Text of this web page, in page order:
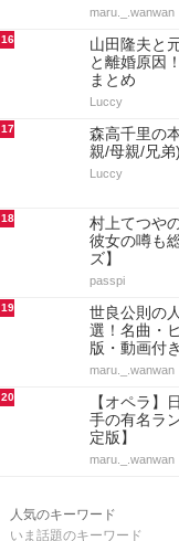
maru._.wanwan
16
山田隆夫と
と離婚原因
まとめ
Luccy
17
森高千里の
親/母親/兄弟
Luccy
18
村上てつや
彼女の噂も
ズ】
passpi
19
世良公則の
選！名曲・
版・動画付き
maru._.wanwan
20
【オペラ】
手の有名ラ
定版】
maru._.wanwan
人気のキーワード
いま話題のキーワード